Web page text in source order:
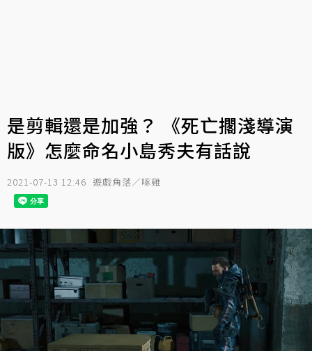
是剪輯還是加強？ 《死亡擱淺導演
版》怎麼命名小島秀夫有話說
2021-07-13 12:46 遊戲角落／啄雞